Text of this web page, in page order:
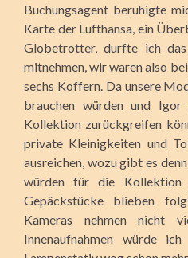
Buchungsagent beruhigte
Karte der Lufthansa, ein
Globetrotter, durfte ich
mitnehmen, wir waren also
sechs Koffern. Da unsere
brauchen würden und
Kollektion zurückgreifen
private Kleinigkeiten und
ausreichen, wozu gibt es
würden für die Kollektion
Gepäckstücke blieben
Kameras nehmen nicht
Innenaufnahmen würde